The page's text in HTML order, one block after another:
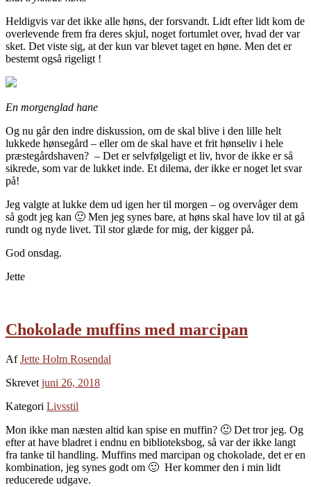
Heldigvis var det ikke alle høns, der forsvandt. Lidt efter lidt kom de
overlevende frem fra deres skjul, noget fortumlet over, hvad der var
sket. Det viste sig, at der kun var blevet taget en høne. Men det er
bestemt også rigeligt !
En morgenglad hane
Og nu går den indre diskussion, om de skal blive i den lille helt
lukkede hønsegård – eller om de skal have et frit hønseliv i hele
præstegårdshaven? – Det er selvfølgeligt et liv, hvor de ikke er så
sikrede, som var de lukket inde. Et dilema, der ikke er noget let svar
på!
Jeg valgte at lukke dem ud igen her til morgen – og overvåger dem
så godt jeg kan 🙂 Men jeg synes bare, at høns skal have lov til at gå
rundt og nyde livet. Til stor glæde for mig, der kigger på.
God onsdag.
Jette
Chokolade muffins med marcipan
AfJette Holm Rosendal
Skrevet juni 26, 2018
Kategori Livsstil
Mon ikke man næsten altid kan spise en muffin? 🙂 Det tror jeg. Og
efter at have bladret i endnu en biblioteksbog, så var der ikke langt
fra tanke til handling. Muffins med marcipan og chokolade, det er en
kombination, jeg synes godt om 🙂 Her kommer den i min lidt
reducerede udgave.